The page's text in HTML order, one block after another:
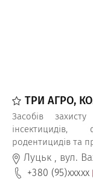
ТРИ АГРО,
Засобів
інсектицидів,
родентицидів та
Луцьк , вул.
+380 (95)xxxxx